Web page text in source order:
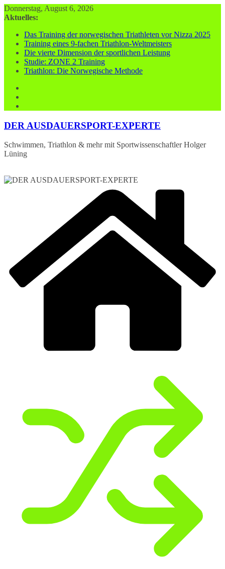
Zum
Inhalt
Donnerstag, August 6, 2026
Aktuelles:
Das Training der norwegischen Triathleten vor Nizza 2025
Training eines 9-fachen Triathlon-Weltmeisters
Die vierte Dimension der sportlichen Leistung
Studie: ZONE 2 Training
Triathlon: Die Norwegische Methode
DER AUSDAUERSPORT-EXPERTE
Schwimmen, Triathlon & mehr mit Sportwissenschaftler Holger
Lüning